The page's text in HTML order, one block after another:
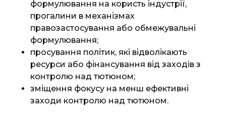
формулювання на користь індустрії,
прогалини в механізмах
правозастосування або обмежувальні
формулювання;
просування політик, які відволікають
ресурси або фінансування від заходів з
контролю над тютюном;
зміщення фокусу на менш ефективні
заходи контролю над тютюном.